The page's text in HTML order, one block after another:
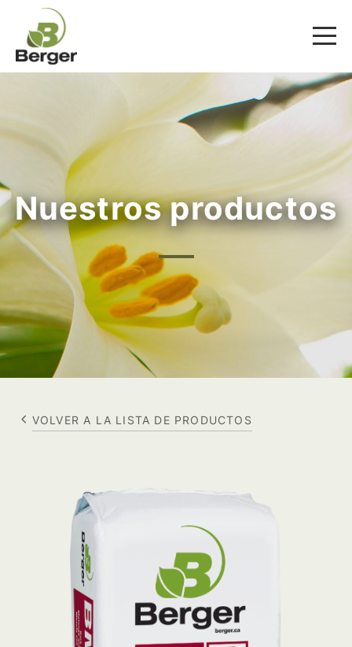
Nuestros productos
VOLVER A LA LISTA DE PRODUCTOS